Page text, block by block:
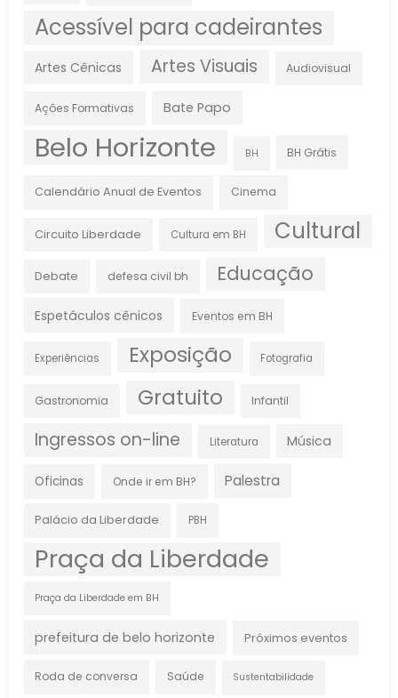
Acessível para cadeirantes
Artes Cênicas Artes Visuais Audiovisual
Ações Formativas Bate Papo
Belo Horizonte BH BH Grátis
Calendário Anual de Eventos Cinema
Circuito Liberdade Cultura em BH Cultural
Debate defesa civil bh Educação
Espetáculos cênicos Eventos em BH
Experiências Exposição Fotografia
Gastronomia Gratuito Infantil
Ingressos on-line Literatura Música
Oficinas Onde ir em BH? Palestra
Palácio da Liberdade PBH
Praça da Liberdade
Praça da Liberdade em BH
prefeitura de belo horizonte Próximos eventos
Roda de conversa Saúde Sustentabilidade